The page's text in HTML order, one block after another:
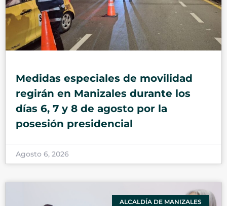
Medidas especiales de movilidad
regirán en Manizales durante los
días 6, 7 y 8 de agosto por la
posesión presidencial
Agosto 6, 2026
ALCALDÍA DE MANIZALES